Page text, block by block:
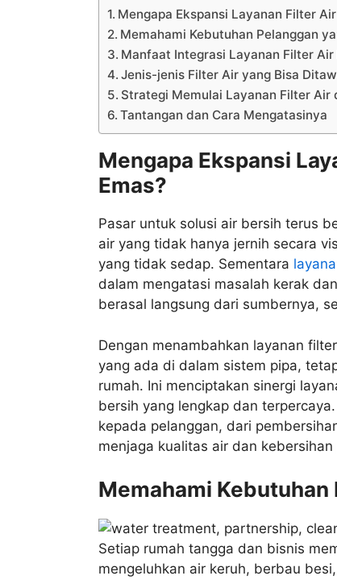
Mengapa Ekspansi Layanan Filter
Memahami Kebutuhan Pelanggan
Manfaat Integrasi Layanan Filter
Jenis-jenis Filter Air yang Bisa
Strategi Memulai Layanan Filter Air
Tantangan dan Cara Mengatasinya
Mengapa Ekspansi
Emas?
Pasar untuk solusi air bersih terus
air yang tidak hanya jernih secara
yang tidak sedap. Sementara
dalam mengatasi masalah kerak
berasal langsung dari sumbernya,
Dengan menambahkan layanan
yang ada di dalam sistem pipa,
rumah. Ini menciptakan sinergi
bersih yang lengkap dan
kepada pelanggan, dari
menjaga kualitas air dan
Memahami Kebutuhan
Setiap rumah tangga dan bisnis
mengeluhkan air keruh, berbau